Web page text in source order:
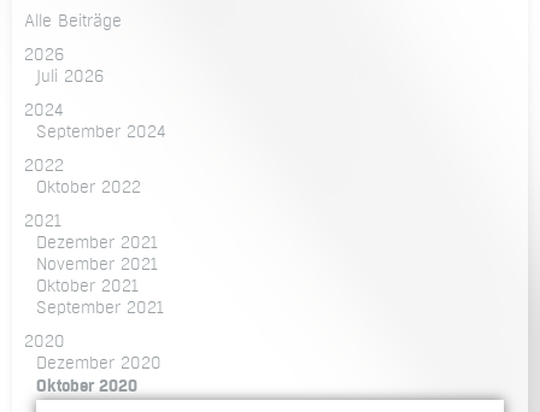
Alle Beiträge
2026
Juli 2026
2024
September 2024
2022
Oktober 2022
2021
Dezember 2021
November 2021
Oktober 2021
September 2021
2020
Dezember 2020
Oktober 2020